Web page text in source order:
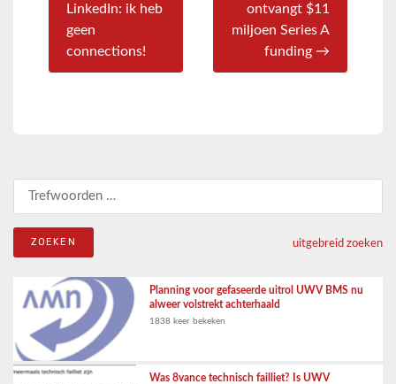
LinkedIn: ik heb
geen
connections!
ontvangt $11
miljoen Series A
funding →
uitgebreid zoeken
Planning voor gefaseerde uitrol UWV BMS nu
alweer volstrekt achterhaald
1838 keer bekeken
Was 8vance technisch failliet? Is UWV